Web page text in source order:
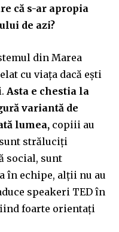
că s-ar apropia
de azi?
din Marea
cu viața dacă ești
Asta e chestia la
variantă de
lumea, copiii au
străluciți
social, sunt
în echipe, alții nu au
speakeri TED în
foarte orientați